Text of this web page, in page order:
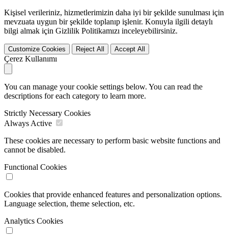
Kişisel verileriniz, hizmetlerimizin daha iyi bir şekilde sunulması için
mevzuata uygun bir şekilde toplanıp işlenir. Konuyla ilgili detaylı
bilgi almak için Gizlilik Politikamızı inceleyebilirsiniz.
Customize Cookies Reject All Accept All
Çerez Kullanımı
You can manage your cookie settings below. You can read the
descriptions for each category to learn more.
Strictly Necessary Cookies
Always Active
These cookies are necessary to perform basic website functions and
cannot be disabled.
Functional Cookies
Cookies that provide enhanced features and personalization options.
Language selection, theme selection, etc.
Analytics Cookies